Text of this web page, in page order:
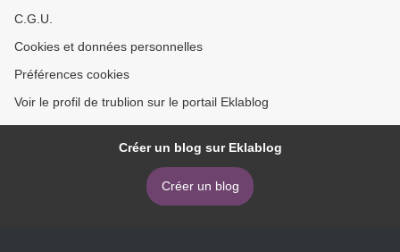
C.G.U.
Cookies et données personnelles
Préférences cookies
Voir le profil de trublion sur le portail Eklablog
Créer un blog sur Eklablog
Créer un blog